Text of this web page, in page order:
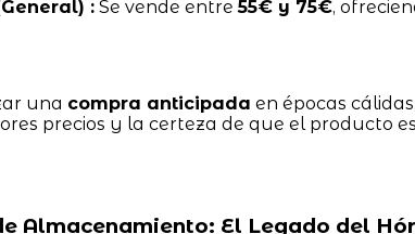
:Se vende entre55€ y 75€,
una compra anticipada en épocas
precios y la certeza de que el producto
Almacenamiento: El Legado del